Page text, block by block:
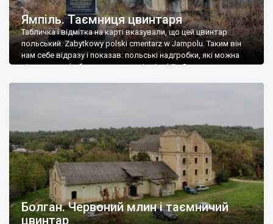
Ямпіль. Таємниця цвинтаря
Табличка і відмітка на карті вказували, що цей цвинтар
польський. Zabytkowy polski cmentarz w Jampolu. Таким він
нам себе відразу і показав: польські надгробки, які можна
віднести до фабричних, польські епітафії… Загалом цвинтар
Болган. Червоний млин і таємничий
цвинтар